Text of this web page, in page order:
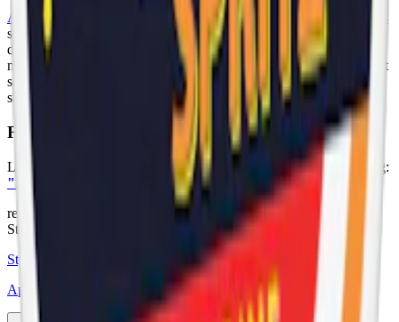
Après Nicotine AB har sedan 2020 tagit fram och tillverkat
som kombinerar unika smaker med stilfull och något nedtonad
design. Varumärket fokuserar på att ge sina användare en
nikotinupplevelse som är både hållbar och njutbar, med ett sortiment
som speglar sofistikerade smaker och estetik. Nio smaker i tre
styrkor och två format.
Färskt vitt snus
Läs mer om hur du förvarar Après No.9 Cactus Lime Hypèr Strong:
"Så förvarar du snuset rätt"
relaterade produkter
Stark
Styrka Stark · Slim
Après No.10 Tangerine Spritz Hypèr Strong